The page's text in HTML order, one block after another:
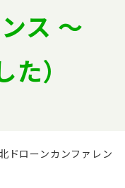
ログイン
ス 〜
た）
ローンカンファレン